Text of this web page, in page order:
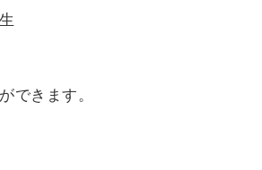
できます。